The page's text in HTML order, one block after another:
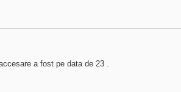
a fost pe data de 23 .